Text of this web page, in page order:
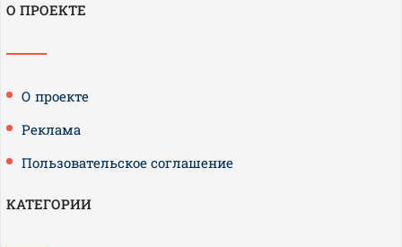
О ПРОЕКТЕ
О проекте
Реклама
Пользовательское соглашение
КАТЕГОРИИ